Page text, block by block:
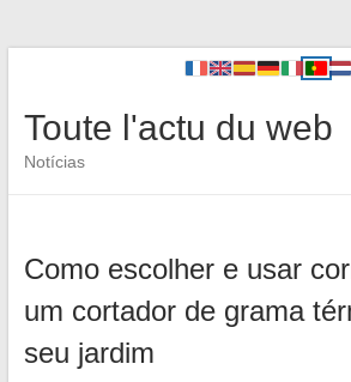
Toute l'actu du web
Notícias
Como escolher e usar
um cortador de grama
seu jardim